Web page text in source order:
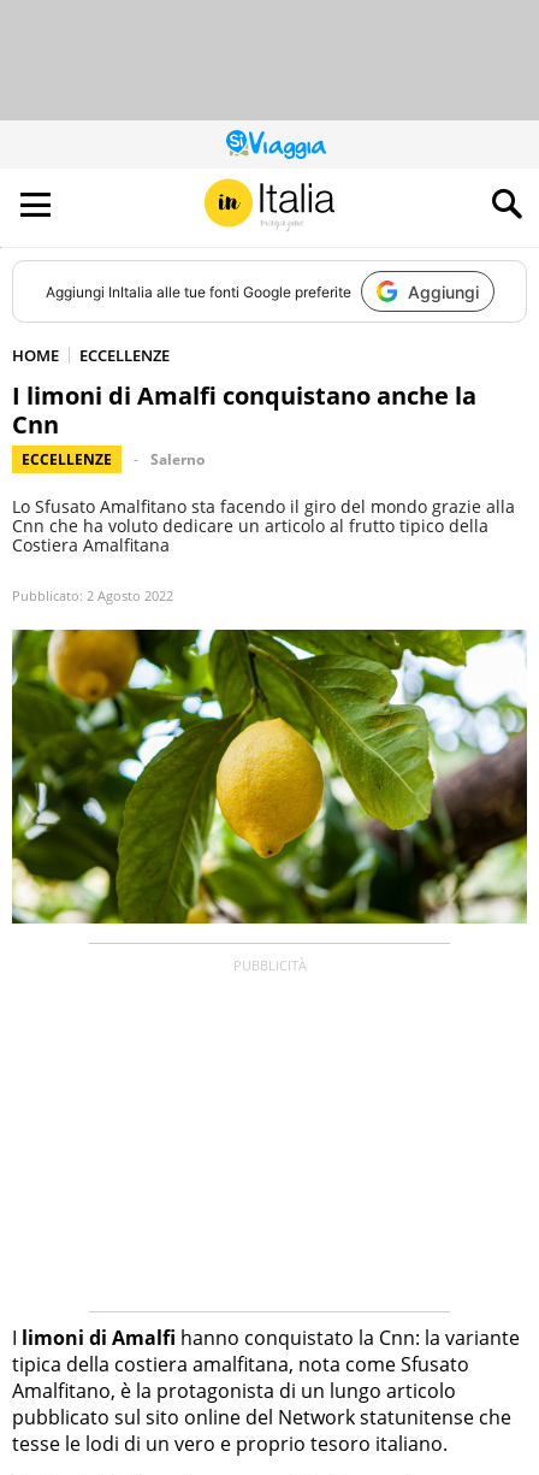
QUESTO
SITO
CONTRIBUISCE
ALL’AUDIENCE
DI
Aggiungi InItalia alle tue fonti Google preferite Aggiungi
HOME ECCELLENZE
I limoni di Amalfi conquistano anche la
Cnn
ECCELLENZE Salerno
Lo Sfusato Amalfitano sta facendo il giro del mondo grazie alla
Cnn che ha voluto dedicare un articolo al frutto tipico della
Costiera Amalfitana
Pubblicato: 2 Agosto 2022
I limoni di Amalfi hanno conquistato la Cnn: la variante
tipica della costiera amalfitana, nota come Sfusato
Amalfitano, è la protagonista di un lungo articolo
pubblicato sul sito online del Network statunitense che
tesse le lodi di un vero e proprio tesoro italiano.